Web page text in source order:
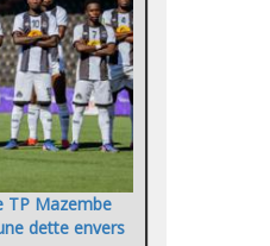
TP Mazembe
dette envers